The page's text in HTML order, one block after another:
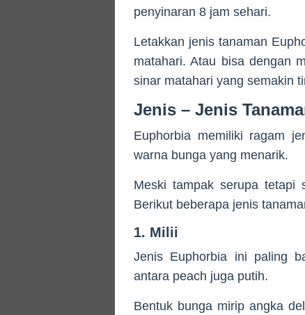
penyinaran 8 jam sehari.
Letakkan jenis tanaman
matahari. Atau bisa dengan
sinar matahari yang semakin
Jenis – Jenis
Euphorbia memiliki ragam
warna bunga yang menarik.
Meski tampak serupa tetapi
Berikut beberapa jenis
1. Milii
Jenis Euphorbia ini paling
antara peach juga putih.
Bentuk bunga mirip angka